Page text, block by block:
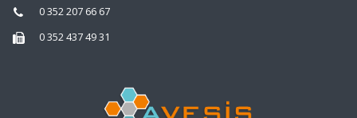
0 352 207 66 67
0 352 437 49 31